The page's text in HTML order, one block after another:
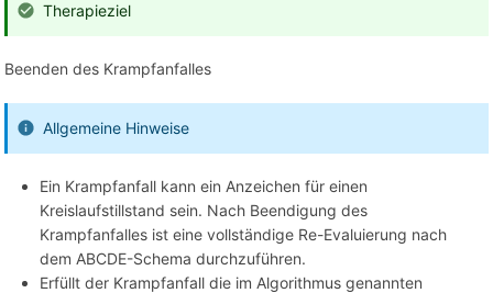
Therapieziel
Beenden des Krampfanfalles
Allgemeine Hinweise
Ein Krampfanfall kann ein Anzeichen für einen
Kreislaufstillstand sein. Nach Beendigung des
Krampfanfalles ist eine vollständige Re-Evaluierung nach
dem ABCDE-Schema durchzuführen.
Erfüllt der Krampfanfall die im Algorithmus genannten